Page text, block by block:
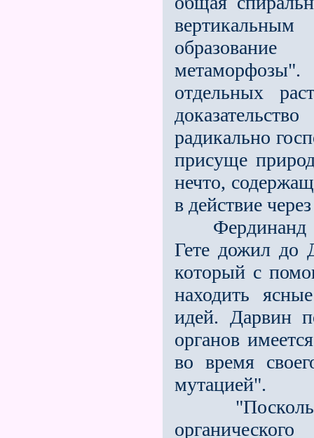
отдельных
радикально
присуще
нечто,
в действие
Фердинанд
Гете дожил до
который с
находить
идей. Дарвин
органов
во время
мутацией".
"Поскольку